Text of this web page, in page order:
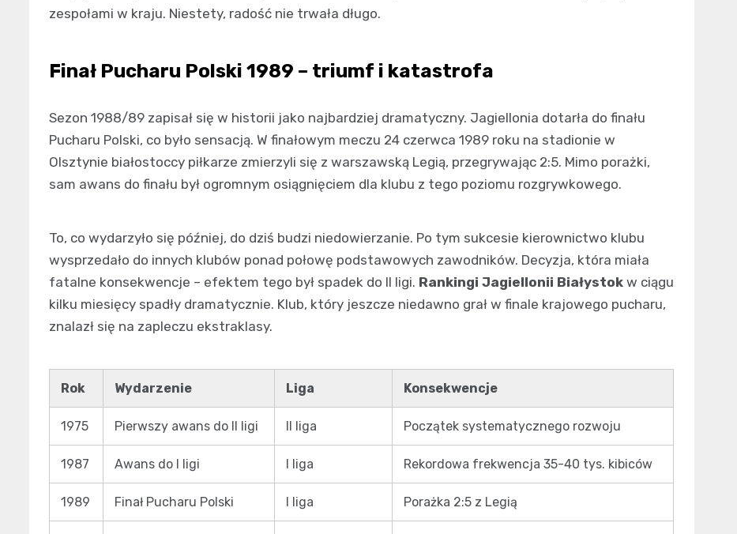
zespołami w kraju. Niestety, radość nie trwała długo.
Finał Pucharu Polski 1989 – triumf i katastrofa
Sezon 1988/89 zapisał się w historii jako najbardziej dramatyczny. Jagiellonia dotarła do finału
Pucharu Polski, co było sensacją. W finałowym meczu 24 czerwca 1989 roku na stadionie w
Olsztynie białostoccy piłkarze zmierzyli się z warszawską Legią, przegrywając 2:5. Mimo porażki,
sam awans do finału był ogromnym osiągnięciem dla klubu z tego poziomu rozgrywkowego.
To, co wydarzyło się później, do dziś budzi niedowierzanie. Po tym sukcesie kierownictwo klubu
wysprzedało do innych klubów ponad połowę podstawowych zawodników. Decyzja, która miała
fatalne konsekwencje – efektem tego był spadek do II ligi. Rankingi Jagiellonii Białystok w ciągu
kilku miesięcy spadły dramatycznie. Klub, który jeszcze niedawno grał w finale krajowego pucharu,
znalazł się na zapleczu ekstraklasy.
Rok Wydarzenie Liga Konsekwencje
1975 Pierwszy awans do II ligi II liga Początek systematycznego rozwoju
1987 Awans do I ligi I liga Rekordowa frekwencja 35-40 tys. kibiców
1989 Finał Pucharu Polski I liga Porażka 2:5 z Legią